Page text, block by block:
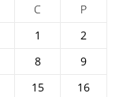
C
P
1
2
8
9
15
16